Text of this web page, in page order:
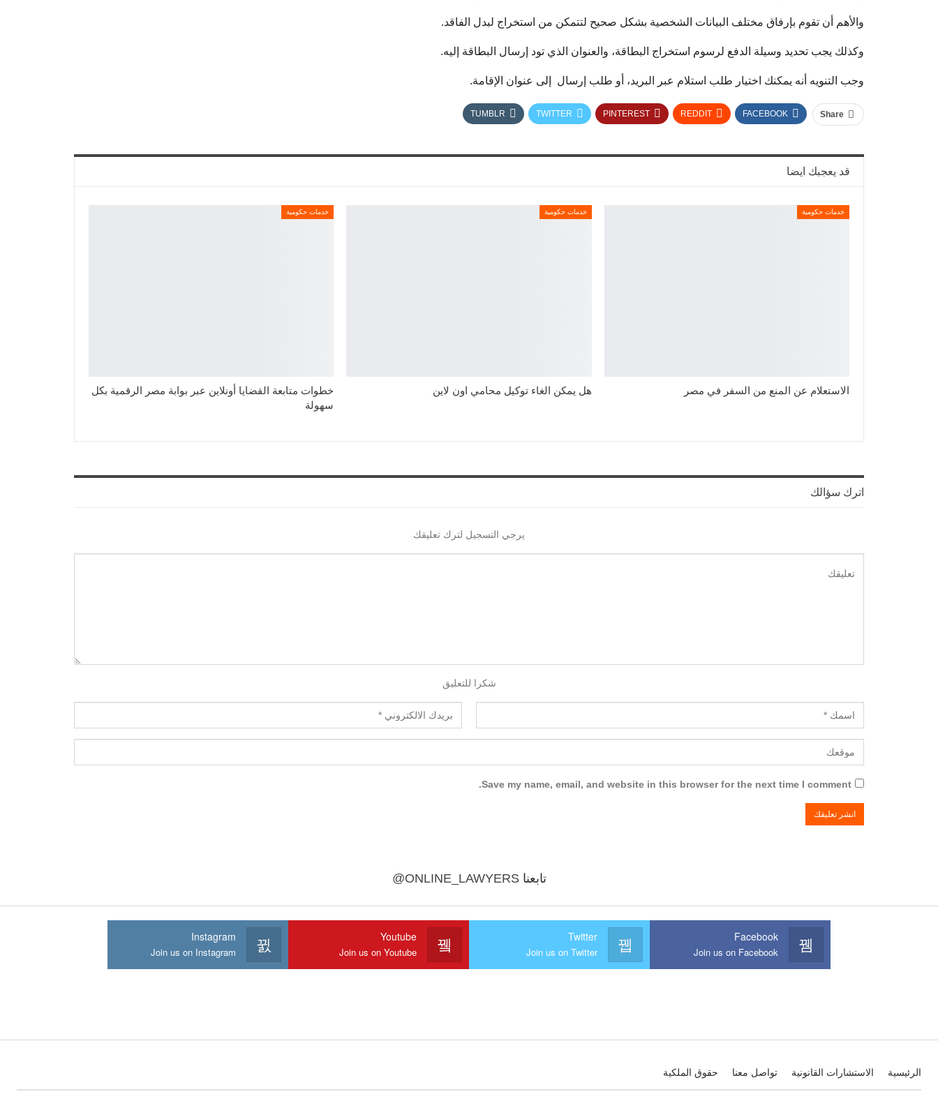
والأهم أن تقوم بإرفاق مختلف البيانات الشخصية بشكل صحيح لتتمكن من استخراج لبدل الفاقد.
وكذلك يجب تحديد وسيلة الدفع لرسوم استخراج البطاقة، والعنوان الذي تود إرسال البطاقة إليه.
وجب التنويه أنه يمكنك اختيار طلب استلام عبر البريد، أو طلب إرسال إلى عنوان الإقامة.
Share
FACEBOOK
REDDIT
PINTEREST
TWITTER
TUMBLR
قد يعجبك ايضا
خدمات حكومية
الاستعلام عن المنع من السفر في مصر
خدمات حكومية
هل يمكن الغاء توكيل محامي اون لاين
خدمات حكومية
خطوات متابعة القضايا أونلاين عبر بوابة مصر الرقمية بكل
سهولة
اترك سؤالك
يرجي التسجيل لترك تعليقك
شكرا للتعليق
Save my name, email, and website in this browser for the next time I comment.
تابعنا@ONLINE_LAWYERS
Facebook
Join us on Facebook
Twitter
Join us on Twitter
Youtube
Join us on Youtube
Instagram
Join us on Instagram
الرئيسية الاستشارات القانونية تواصل معنا حقوق الملكية